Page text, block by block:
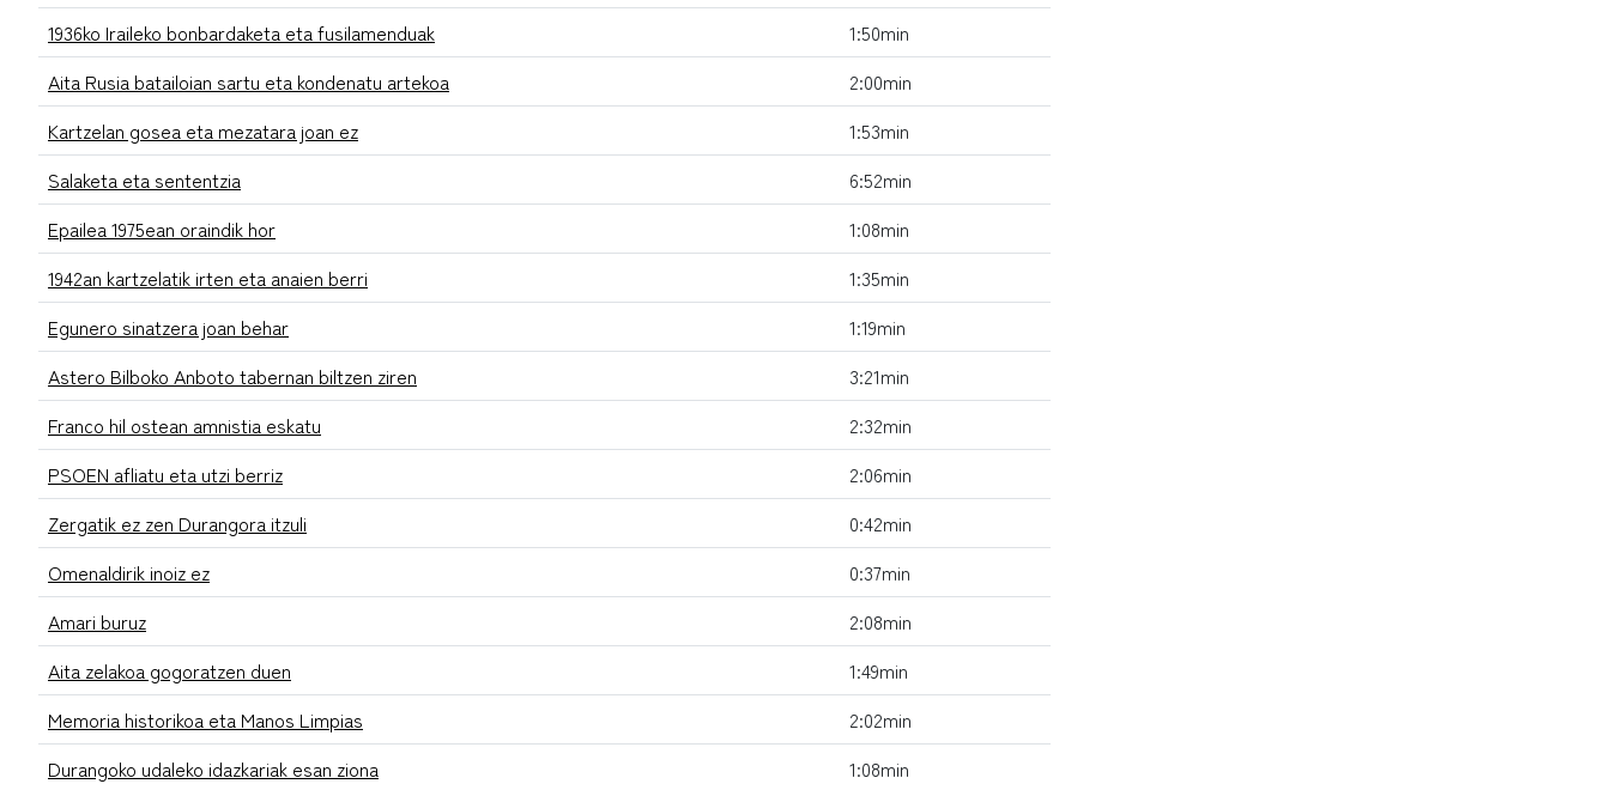
1936ko Iraileko bonbardaketa eta fusilamenduak
1:50min
Aita Rusia batailoian sartu eta kondenatu artekoa
2:00min
Kartzelan gosea eta mezatara joan ez
1:53min
Salaketa eta sententzia
6:52min
Epailea 1975ean oraindik hor
1:08min
1942an kartzelatik irten eta anaien berri
1:35min
Egunero sinatzera joan behar
1:19min
Astero Bilboko Anboto tabernan biltzen ziren
3:21min
Franco hil ostean amnistia eskatu
2:32min
PSOEN afliatu eta utzi berriz
2:06min
Zergatik ez zen Durangora itzuli
0:42min
Omenaldirik inoiz ez
0:37min
Amari buruz
2:08min
Aita zelakoa gogoratzen duen
1:49min
Memoria historikoa eta Manos Limpias
2:02min
Durangoko udaleko idazkariak esan ziona
1:08min